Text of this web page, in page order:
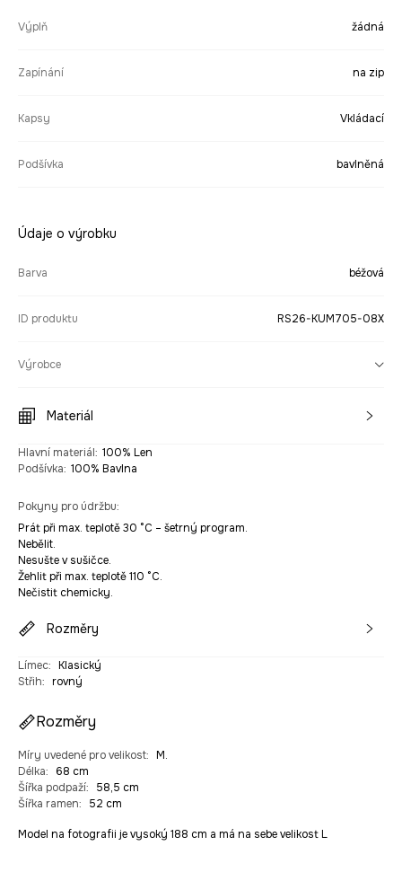
Výplň žádná
Zapínání na zip
Kapsy Vkládací
Podšívka bavlněná
Údaje o výrobku
Barva béžová
ID produktu RS26-KUM705-08X
Výrobce
Materiál
Hlavní materiál: 100% Len
Podšívka: 100% Bavlna
Pokyny pro údržbu:
Prát při max. teplotě 30 °C – šetrný program.
Nebělit.
Nesušte v sušičce.
Žehlit při max. teplotě 110 °C.
Nečistit chemicky.
Rozměry
Límec: Klasický
Střih: rovný
Rozměry
Míry uvedené pro velikost: M.
Délka:
68 cm
Šířka podpaží:
58,5 cm
Šířka ramen: 52 cm
Model na fotografii je vysoký 188 cm a má na sebe velikost L